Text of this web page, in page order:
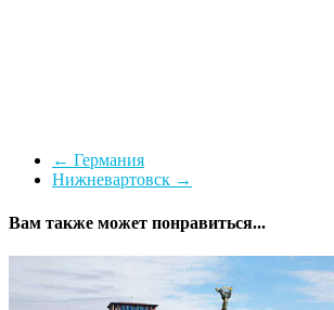
← Германия
Нижневартовск →
Вам также может понравиться...